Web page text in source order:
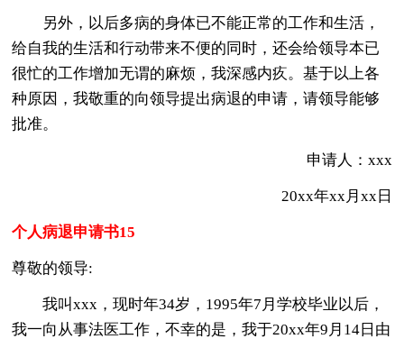
另外，以后多病的身体已不能正常的工作和生活，
给自我的生活和行动带来不便的同时，还会给领导本已
很忙的工作增加无谓的麻烦，我深感内疚。基于以上各
种原因，我敬重的向领导提出病退的申请，请领导能够
批准。
申请人：xxx
20xx年xx月xx日
个人病退申请书15
尊敬的领导:
我叫xxx，现时年34岁，1995年7月学校毕业以后，
我一向从事法医工作，不幸的是，我于20xx年9月14日由